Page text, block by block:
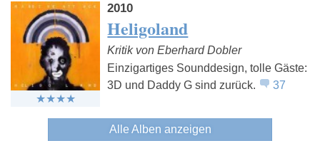
2010
Heligoland
Kritik von Eberhard Dobler
Einzigartiges Sounddesign, tolle Gäste:
3D und Daddy G sind zurück.
37
Alle Alben anzeigen